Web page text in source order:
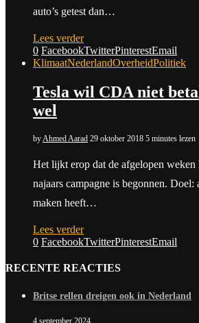
auto’s getest dan…
Lees verder
0 FacebookTwitterPinterestEmail
KlimaatNederlandOverheidPolitiek
Tesla wil CDA niet
wel
by Ahmed Aarad 29 oktober 2018 5 minutes lezen
Het lijkt erop dat de afgelopen weken
najaars campagne is begonnen.
maken heeft…
Lees verder
0 FacebookTwitterPinterestEmail
RECENTE REACTIES
Britse rellen dreigen ook in Nederland
4 september 2024